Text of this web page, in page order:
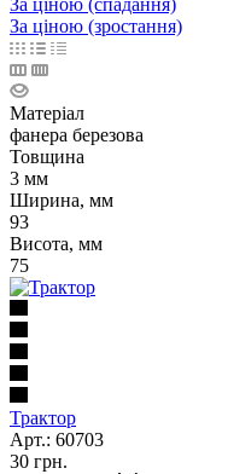
За ціною (спадання)
За ціною (зростання)
Матеріал
фанера березова
Товщина
3 мм
Ширина, мм
93
Висота, мм
75
Трактор
Арт.: 60703
30 грн.